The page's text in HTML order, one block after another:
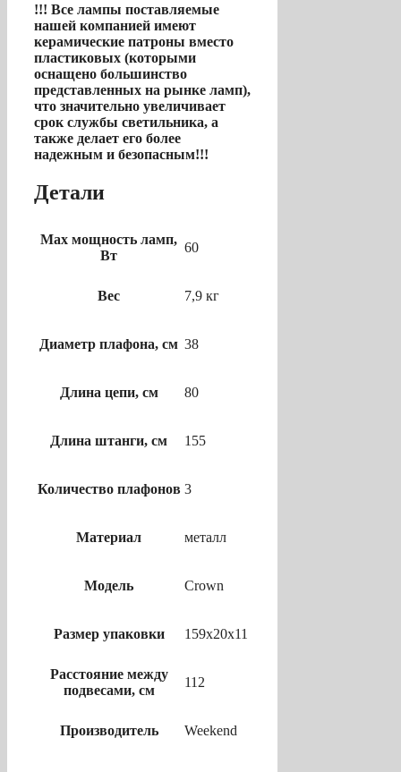
!!! Все лампы поставляемые
нашей компанией имеют
керамические патроны вместо
пластиковых (которыми
оснащено большинство
представленных на рынке ламп),
что значительно увеличивает
срок службы светильника, а
также делает его более
надежным и безопасным!!!
Детали
Max мощность ламп,
Вт
60
Вес 7,9 кг
Диаметр плафона, см 38
Длина цепи, см 80
Длина штанги, см 155
Количество плафонов 3
Материал металл
Модель Crown
Размер упаковки 159х20х11
Расстояние между
подвесами, см
112
Производитель Weekend